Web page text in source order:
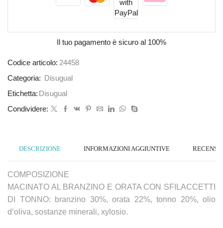
Il tuo pagamento è sicuro al 100%
Codice articolo: 24458
Categoria:
Disugual
Etichetta: Disugual
Condividere:
DESCRIZIONE INFORMAZIONI AGGIUNTIVE
COMPOSIZIONE
MACINATO AL BRANZINO E ORATA CON SFILACCETTI
DI TONNO: branzino 30%, orata 22%, tonno 20%, olio
d’oliva, sostanze minerali, xylosio.